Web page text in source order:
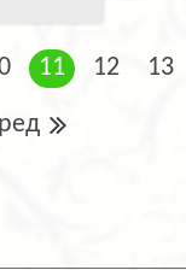
11 12 13